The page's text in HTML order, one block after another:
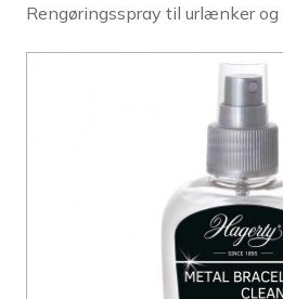
Rengøringsspray til urlænker